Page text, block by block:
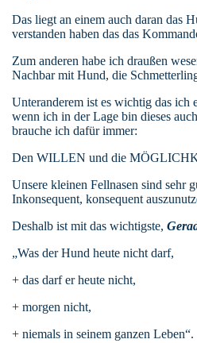
Das liegt an einem auch daran das
verstanden haben das das
Zum anderen habe ich draußen
Nachbar mit Hund, die
Unteranderem ist es wichtig das ich
wenn ich in der Lage bin dieses
brauche ich dafür immer:
Den WILLEN und die
Unsere kleinen Fellnasen sind sehr
Inkonsequent, konsequent
Deshalb ist mit das wichtigste,
„Was der Hund heute nicht darf,
+ das darf er heute nicht,
+ morgen nicht,
+ niemals in seinem ganzen Leben“.